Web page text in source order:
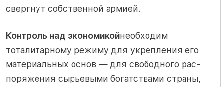
свергнут собственной армией.
Контроль над экономикойнеобходим
тоталитарному режиму для укрепления его
материальных основ — для свободного рас­
поряжения сырьевыми богатствами страны,